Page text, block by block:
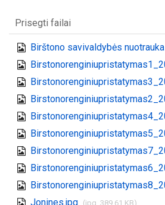
Prisegti failai
Birštono savivaldybės nuotrauka
Jonines.jpg (jpg, 389.61 KB)